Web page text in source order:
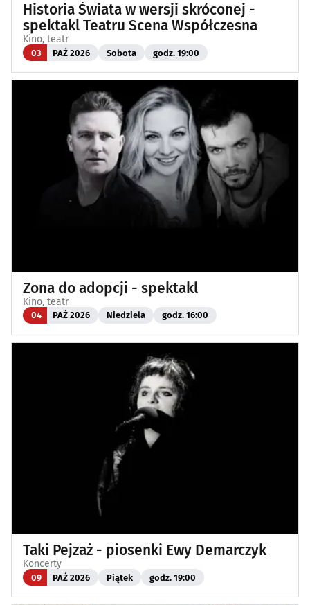
Historia Świata w wersji skróconej -
spektakl Teatru Scena Współczesna
Kino, teatr
03 PAŹ 2026 Sobota godz. 19:00
Żona do adopcji - spektakl
Kino, teatr
04 PAŹ 2026 Niedziela godz. 16:00
Taki Pejzaż - piosenki Ewy Demarczyk
Koncerty
09 PAŹ 2026 Piątek godz. 19:00